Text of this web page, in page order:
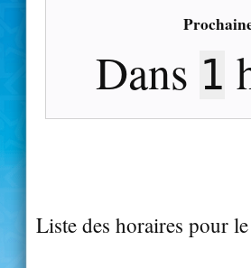
Dans 1
Liste des horaires pour